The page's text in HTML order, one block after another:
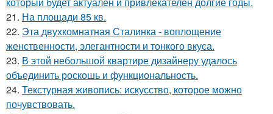
21. На площади 85 кв.
22. Эта двухкомнатная Сталинка - воплощение
женственности, элегантности и тонкого вкуса.
23. В этой небольшой квартире дизайнеру удалось
объединить роскошь и функциональность.
24. Текстурная живопись: искусство, которое можно
почувствовать.